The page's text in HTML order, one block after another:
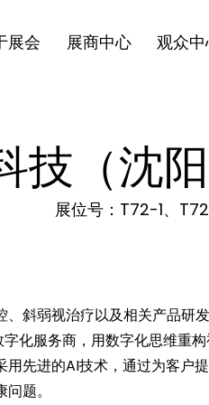
展会 展商中心 观众
技（沈
展位号：T72-1、
斜弱视治疗以及相关产品研
化服务商，用数字化思维重
先进的AI技术，通过为客户
题。